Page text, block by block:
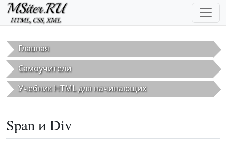
Перейти к основному содержанию
Главная
Самоучители
Учебник HTML для начинающих
Span и Div